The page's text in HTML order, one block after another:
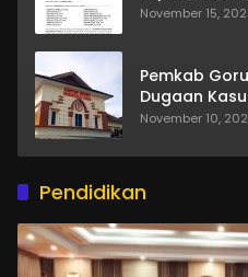
November 15,
Pemkab
Dugaan
November 10,
Pendidikan